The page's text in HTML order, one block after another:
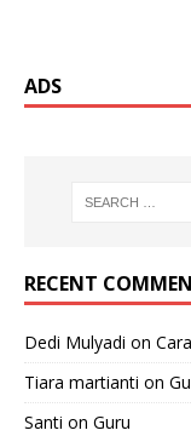
ADS
RECENT
Dedi Mulyadi on
Tiara martianti on
Santi on Guru